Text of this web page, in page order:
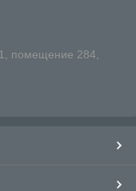
помещение 284,